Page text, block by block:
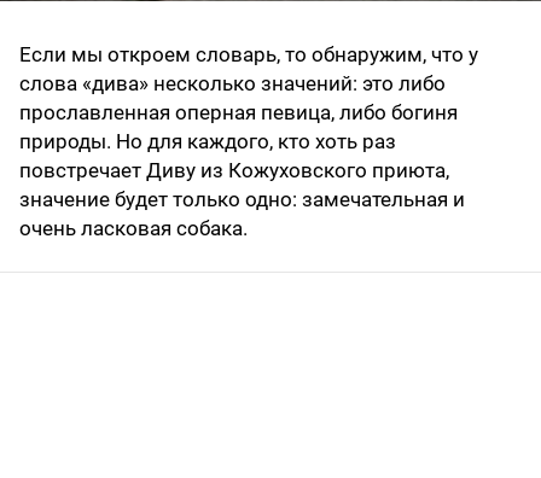
Если мы откроем словарь, то обнаружим, что у
слова «дива» несколько значений: это либо
прославленная оперная певица, либо богиня
природы. Но для каждого, кто хоть раз
повстречает Диву из Кожуховского приюта,
значение будет только одно: замечательная и
очень ласковая собака.